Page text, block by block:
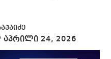
აპრილი 24, 2026